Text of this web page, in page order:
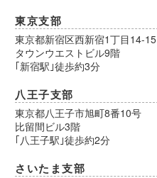
東京支部
東京都新宿区西新宿1丁目14-15
タウンウエストビル9階
｢新宿駅｣徒歩約3分
八王子支部
東京都八王子市旭町8番10号
比留間ビル3階
｢八王子駅｣徒歩約2分
さいたま支部